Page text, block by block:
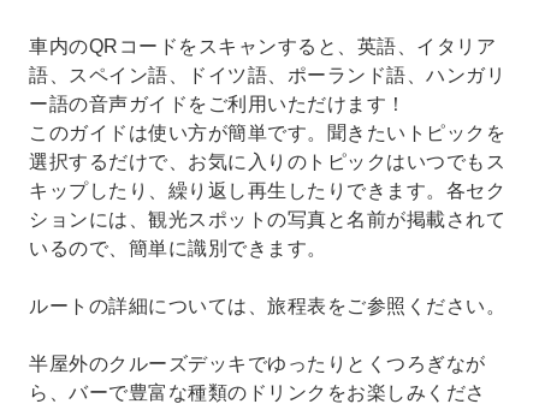
車内のQRコードをスキャンすると、英語、イタリア
語、スペイン語、ドイツ語、ポーランド語、ハンガリ
ー語の音声ガイドをご利用いただけます！
このガイドは使い方が簡単です。聞きたいトピックを
選択するだけで、お気に入りのトピックはいつでもス
キップしたり、繰り返し再生したりできます。各セク
ションには、観光スポットの写真と名前が掲載されて
いるので、簡単に識別できます。
ルートの詳細については、旅程表をご参照ください。
半屋外のクルーズデッキでゆったりとくつろぎなが
ら、バーで豊富な種類のドリンクをお楽しみくださ